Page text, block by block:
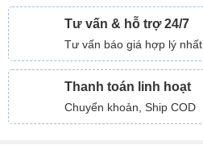
Tư vấn & hỗ trợ 24/7
Tư vấn báo giá hợp lý nhất
Thanh toán linh hoạt
Chuyển khoản, Ship COD